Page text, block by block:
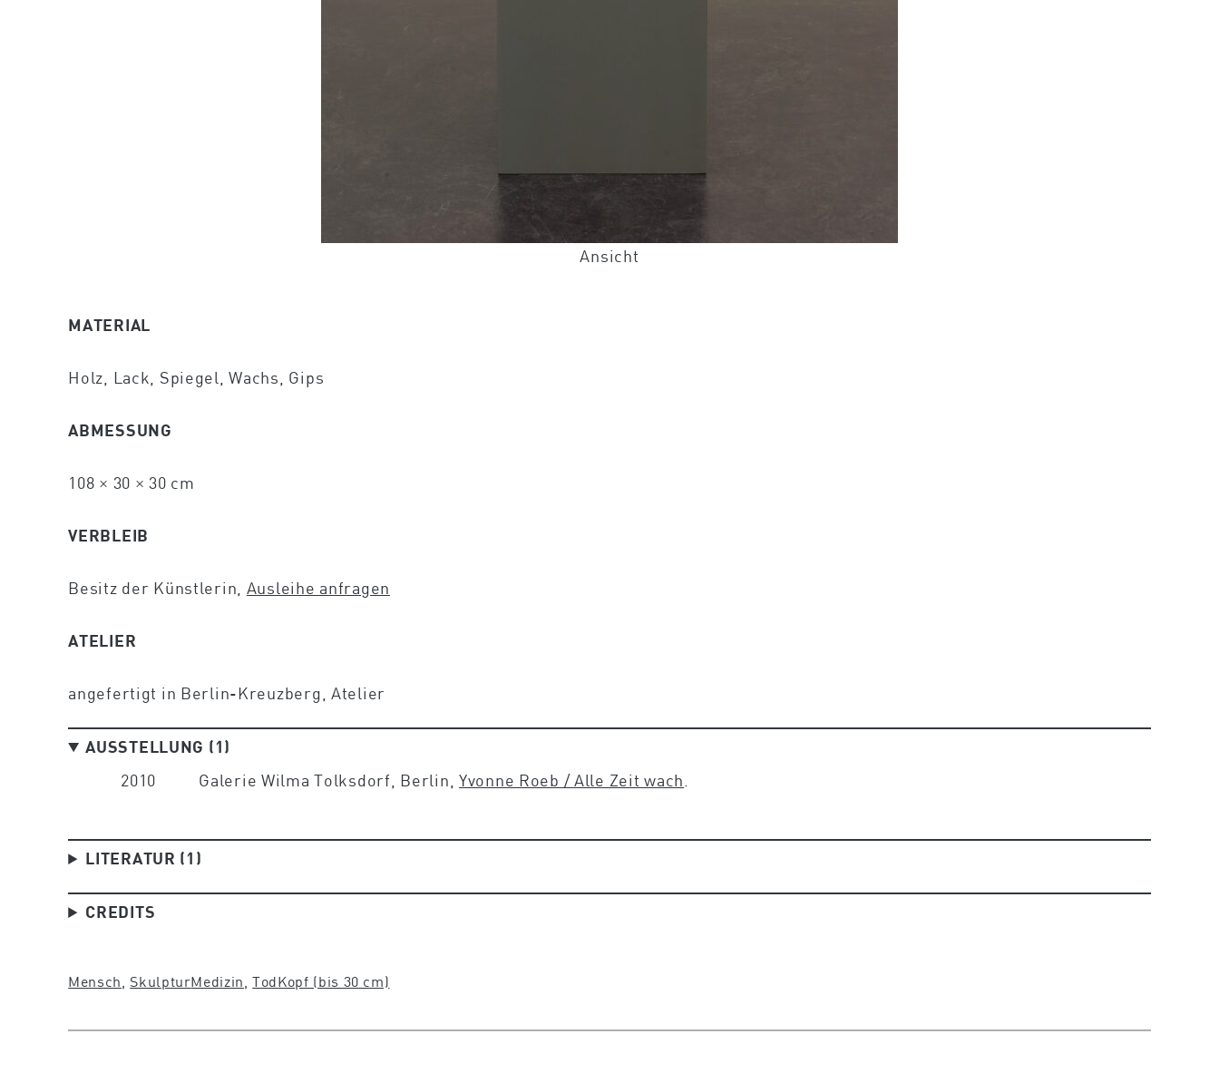
Ansicht
MATERIAL
Holz, Lack, Spiegel, Wachs, Gips
ABMESSUNG
108 × 30 × 30 cm
VERBLEIB
Besitz der Künstlerin, Ausleihe anfragen
ATELIER
angefertigt in Berlin-Kreuzberg, Atelier
AUSSTELLUNG (1)
2010
Galerie Wilma Tolksdorf, Berlin, Yvonne Roeb / Alle Zeit wach
LITERATUR (1)
CREDITS
Mensch SkulpturMedizin , TodKopf (bis 30 cm)